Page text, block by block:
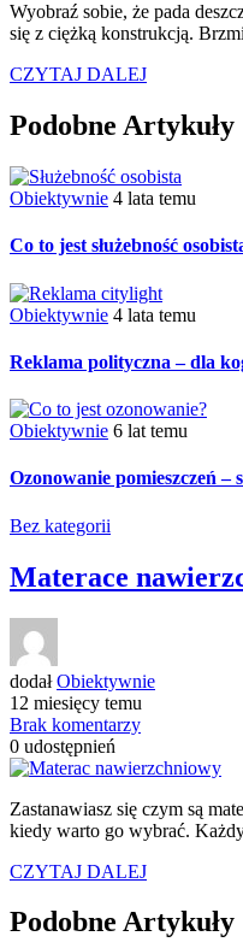
Wyobraź sobie, że pada
się z ciężką konstrukcją.
CZYTAJ DALEJ
Podobne Artykuły
Obiektywnie 4 lata temu
Co to jest służebność
Obiektywnie 4 lata temu
Reklama polityczna – dla
Obiektywnie 6 lat temu
Ozonowanie pomieszczeń –
Bez kategorii
Materace
dodałObiektywnie
12 miesięcy temu
Brak komentarzy
0 udostępnień
Zastanawiasz się czym są
kiedy warto go wybrać.
CZYTAJ DALEJ
Podobne Artykuły